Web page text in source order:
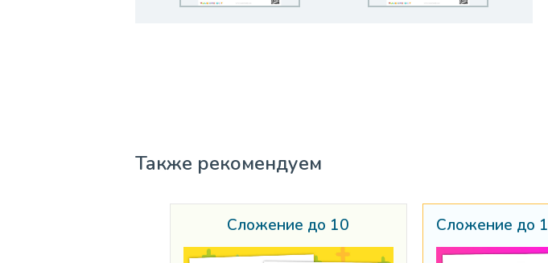
Также рекомендуем
Сложение до 10